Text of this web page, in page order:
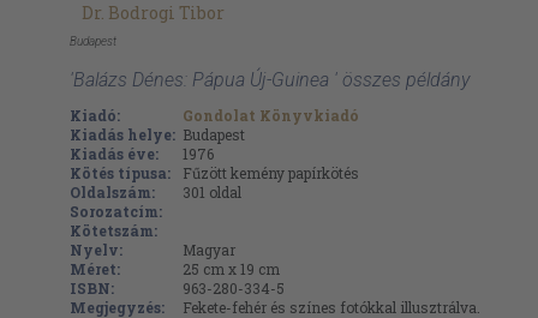
Dr. Bodrogi Tibor
Budapest
'Balázs Dénes: Pápua Új-Guinea ' összes példány
Kiadó:
Gondolat Könyvkiadó
Kiadás helye: Budapest
Kiadás éve:
1976
Kötés típusa:
Fűzött kemény papírkötés
Oldalszám:
301 oldal
Sorozatcím:
Kötetszám:
Nyelv:
Magyar
Méret:
25 cm x 19 cm
ISBN:
963-280-334-5
Megjegyzés:
Fekete-fehér és színes fotókkal illusztrálva.